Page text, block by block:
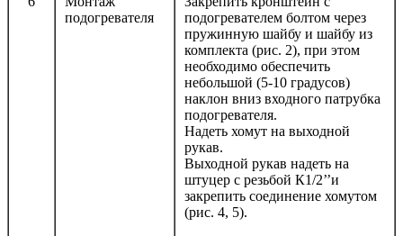
подогревателя
подогревателем болтом через
пружинную шайбу и шайбу из
комплекта (рис. 2), при этом
необходимо обеспечить
небольшой (5-10 градусов)
наклон вниз входного патрубка
подогревателя.
Надеть хомут на выходной
рукав.
Выходной рукав надеть на
штуцер с резьбой К1/2’’и
закрепить соединение хомутом
(рис. 4, 5).